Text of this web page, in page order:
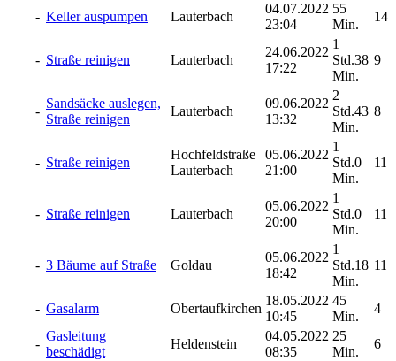
- Keller auspumpen Lauterbach
04.07.2022
23:04
55
Min.
14
- Straße reinigen Lauterbach
24.06.2022
17:22
1
Std.38
Min.
9
-
Sandsäcke auslegen,
Straße reinigen
Lauterbach
09.06.2022
13:32
2
Std.43
Min.
8
- Straße reinigen
Hochfeldstraße
Lauterbach
05.06.2022
21:00
1
Std.0
Min.
11
- Straße reinigen Lauterbach
05.06.2022
20:00
1
Std.0
Min.
11
- 3 Bäume auf Straße Goldau
05.06.2022
18:42
1
Std.18
Min.
11
- Gasalarm Obertaufkirchen
18.05.2022
10:45
45
Min.
4
-
Gasleitung
beschädigt
Heldenstein
04.05.2022
08:35
25
Min.
6